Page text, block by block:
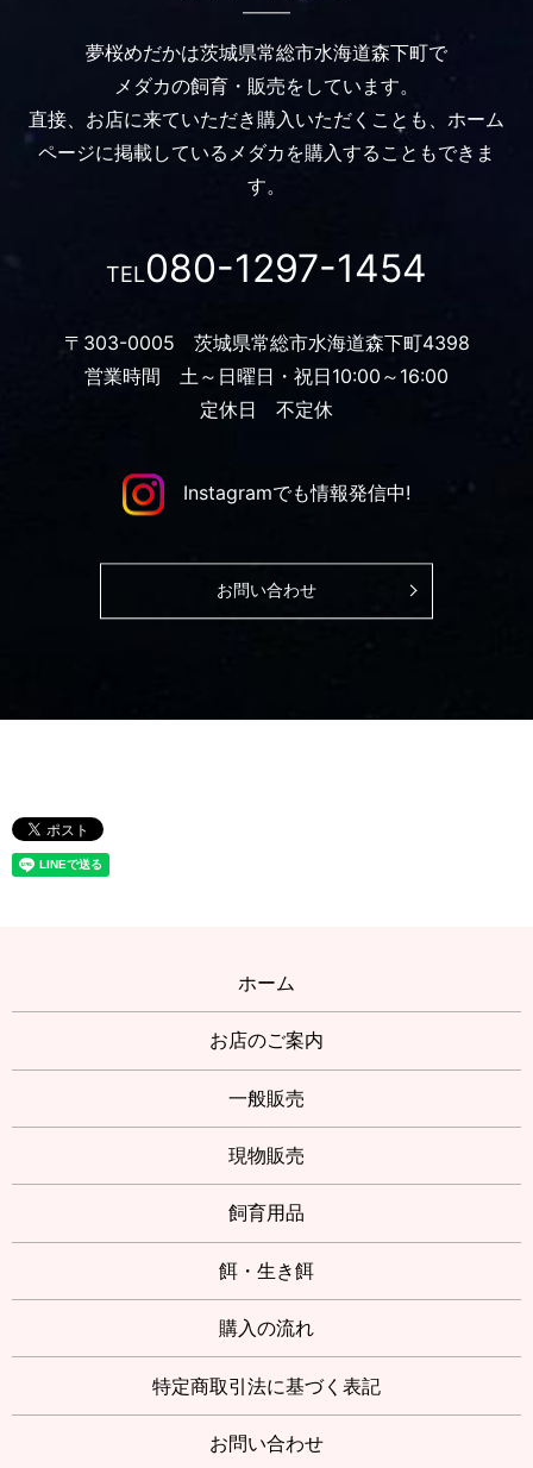
夢桜めだかは茨城県常総市水海道森下町で
メダカの飼育・販売をしています。
直接、お店に来ていただき購入いただくことも、 ホーム
ページに掲載しているメダカを購入することもできま
す。
TEL080-1297-1454
〒303-0005 茨城県常総市水海道森下町4398
営業時間 土～日曜日・祝日10:00～16:00
定休日 不定休
Instagramでも情報発信中!
お問い合わせ
ホーム
お店のご案内
一般販売
現物販売
飼育用品
餌・生き餌
購入の流れ
特定商取引法に基づく表記
お問い合わせ